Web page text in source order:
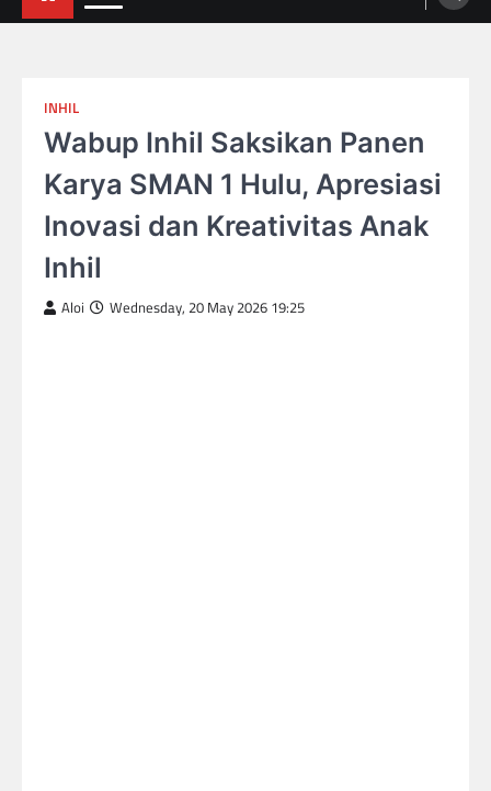
INHIL
Wabup Inhil Saksikan Panen
Karya SMAN 1 Hulu, Apresiasi
Inovasi dan Kreativitas Anak
Inhil
Aloi Wednesday, 20 May 2026 19:25